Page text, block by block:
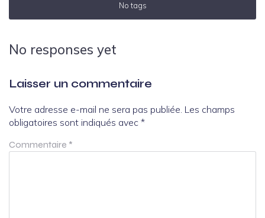
No tags
No responses yet
Laisser un commentaire
Votre adresse e-mail ne sera pas publiée. Les champs
obligatoires sont indiqués avec *
Commentaire *